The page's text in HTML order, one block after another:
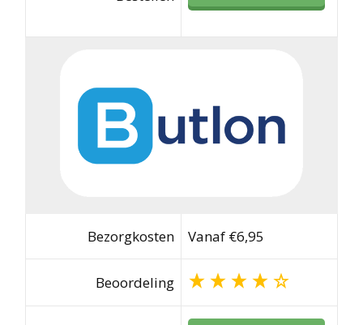
Bezorgkosten Vanaf €6,95
Beoordeling